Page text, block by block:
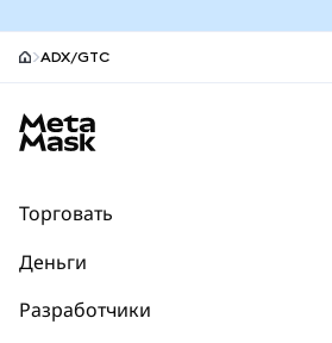
ADX/GTC
Торговать
Прогнозы
Деньги
Разработчики